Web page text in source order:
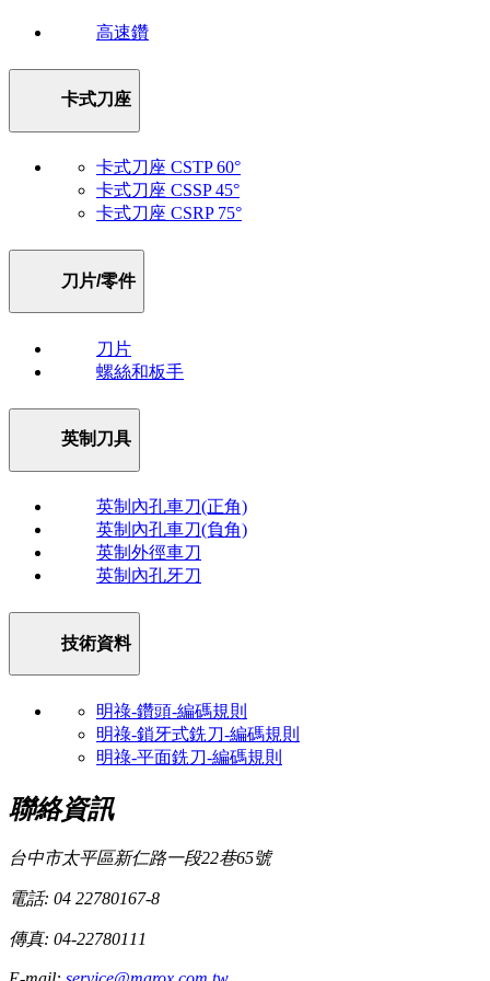
高速鑽
卡式刀座
卡式刀座 CSTP 60°
卡式刀座 CSSP 45°
卡式刀座 CSRP 75°
刀片/零件
刀片
螺絲和板手
英制刀具
英制內孔車刀(正角)
英制內孔車刀(負角)
英制外徑車刀
英制內孔牙刀
技術資料
明祿-鑽頭-編碼規則
明祿-鎖牙式銑刀-編碼規則
明祿-平面銑刀-編碼規則
聯絡資訊
台中市太平區新仁路一段22巷65號
電話: 04 22780167-8
傳真: 04-22780111